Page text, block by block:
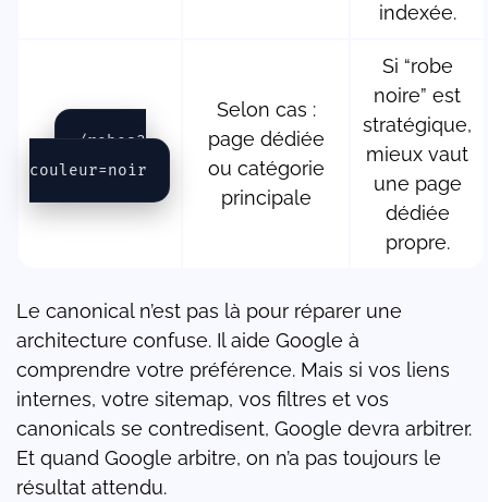
indexée.
/robes?
couleur=noir
Selon cas :
page dédiée
ou catégorie
principale
Si “robe
noire” est
stratégique,
mieux vaut
une page
dédiée
propre.
Le canonical n’est pas là pour réparer une
architecture confuse. Il aide Google à
comprendre votre préférence. Mais si vos liens
internes, votre sitemap, vos filtres et vos
canonicals se contredisent, Google devra arbitrer.
Et quand Google arbitre, on n’a pas toujours le
résultat attendu.